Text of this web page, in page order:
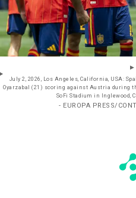
July 2, 2026, Los Angeles, California, USA:
Oyarzabal (21) scoring against Austria during
SoFi Stadium in Inglewood,
- EUROPA PRESS/